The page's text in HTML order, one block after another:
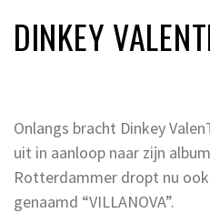
DINKEY
Onlangs bracht Dinkey
uit in aanloop naar zijn
Rotterdammer dropt nu
genaamd “VILLANOVA”.